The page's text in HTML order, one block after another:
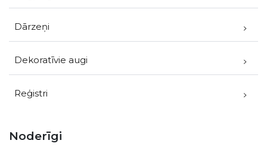
Dārzeņi
Dekoratīvie augi
Reģistri
Noderīgi